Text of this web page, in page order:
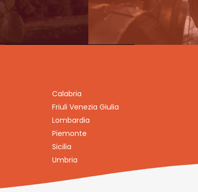
Calabria
Friuli Venezia Giulia
Lombardia
Piemonte
Sicilia
Umbria